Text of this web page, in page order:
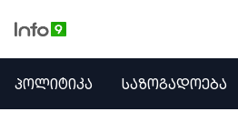
ᲞᲝᲚᲘᲢᲘᲙᲐ
ᲞᲝᲚᲘᲢᲘᲙᲐ ᲡᲐᲖᲝᲒᲐᲓᲝᲔᲑᲐ